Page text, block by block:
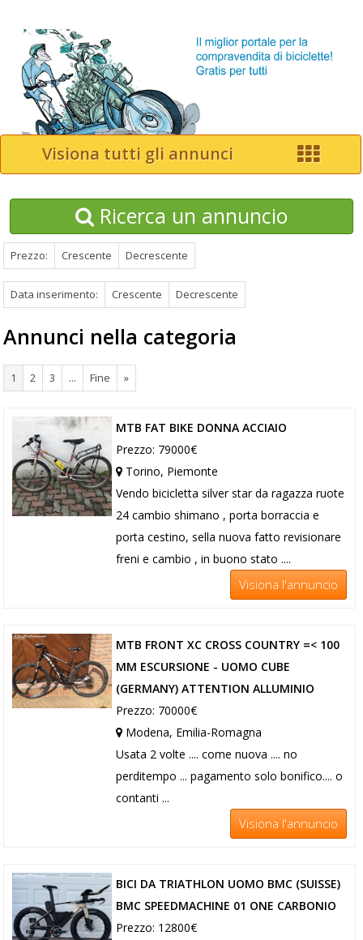
Visiona tutti gli annunci
Ricerca un annuncio
Prezzo: Crescente Decrescente
Data inserimento: Crescente Decrescente
Annunci nella categoria
1 2 3 ... Fine »
MTB FAT BIKE DONNA ACCIAIO
Prezzo: 79000€
Torino, Piemonte
Vendo bicicletta silver star da ragazza ruote
24 cambio shimano , porta borraccia e
porta cestino, sella nuova fatto revisionare
freni e cambio , in buono stato ....
Visiona l'annuncio
MTB FRONT XC CROSS COUNTRY =< 100
MM ESCURSIONE - UOMO CUBE
(GERMANY) ATTENTION ALLUMINIO
Prezzo: 70000€
Modena, Emilia-Romagna
Usata 2 volte .... come nuova .... no
perditempo ... pagamento solo bonifico.... o
contanti ...
Visiona l'annuncio
BICI DA TRIATHLON UOMO BMC (SUISSE)
BMC SPEEDMACHINE 01 ONE CARBONIO
Prezzo: 12800€